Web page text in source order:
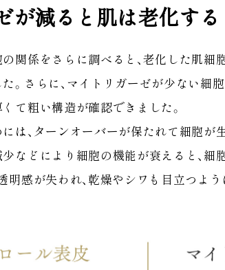
が減ると肌は老化する
関係をさらに調べると、老化した肌細
。さらに、マイトリガーゼが少ない細
て粗い構造が確認できました。
は、ターンオーバーが保たれて細胞が
などにより細胞の機能が衰えると、細
明感が失われ、乾燥やシワも目立つよう